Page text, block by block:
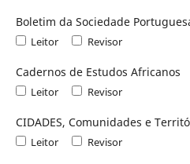
Boletim da Sociedade
Leitor Revisor
Cadernos de Estudos Africanos
Leitor Revisor
CIDADES, Comunidades e
Leitor Revisor